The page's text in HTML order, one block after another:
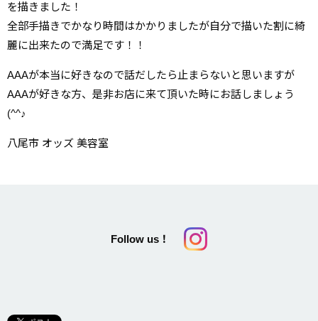
を描きました！
全部手描きでかなり時間はかかりましたが自分で描いた割に綺
麗に出来たので満足です！！
AAAが本当に好きなので話だしたら止まらないと思いますが
AAAが好きな方、是非お店に来て頂いた時にお話しましょう
(^^♪
八尾市 オッズ 美容室
Follow us！